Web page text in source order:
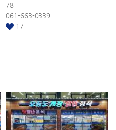
78
061-663-0339
17